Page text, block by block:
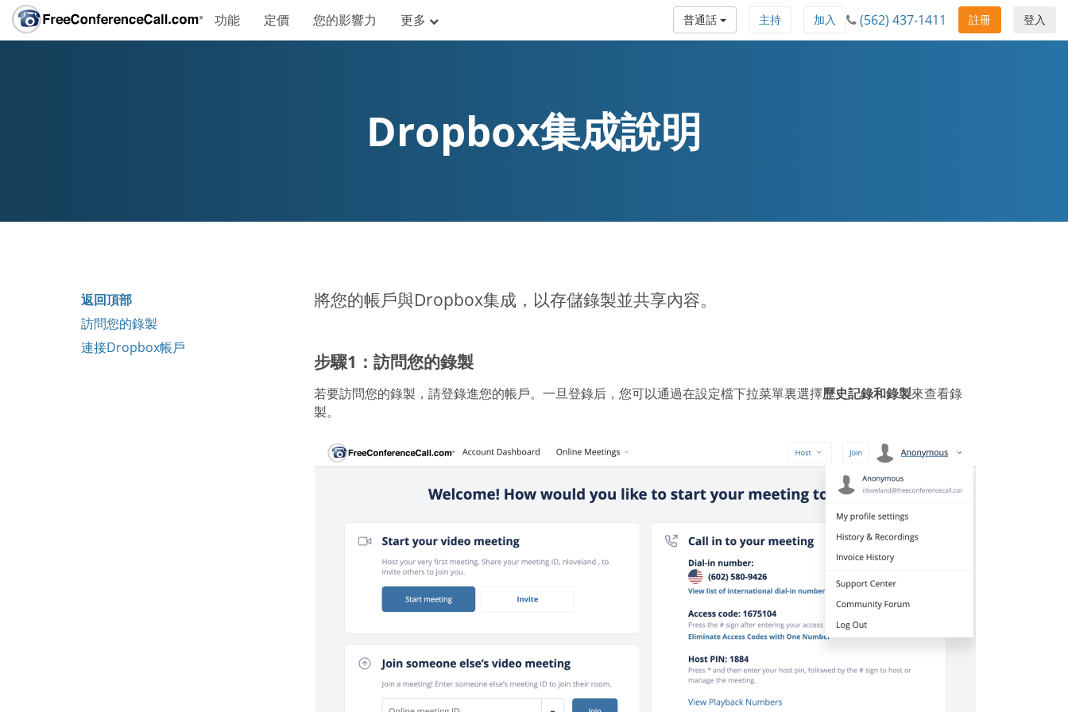
功能 定價 您的影響力 更多 登入
註冊
(562) 437-1411
加入
主持
普通話
Dropbox集成說明
返回頂部
訪問您的錄製
連接Dropbox帳戶
將您的帳戶與Dropbox集成，以存儲錄製並共享內容。
步驟1：訪問您的錄製
若要訪問您的錄製，請登錄進您的帳戶。一旦登錄后，您可以通過在設定檔下拉菜單裏選擇歷史記錄和錄製來查看錄
製。